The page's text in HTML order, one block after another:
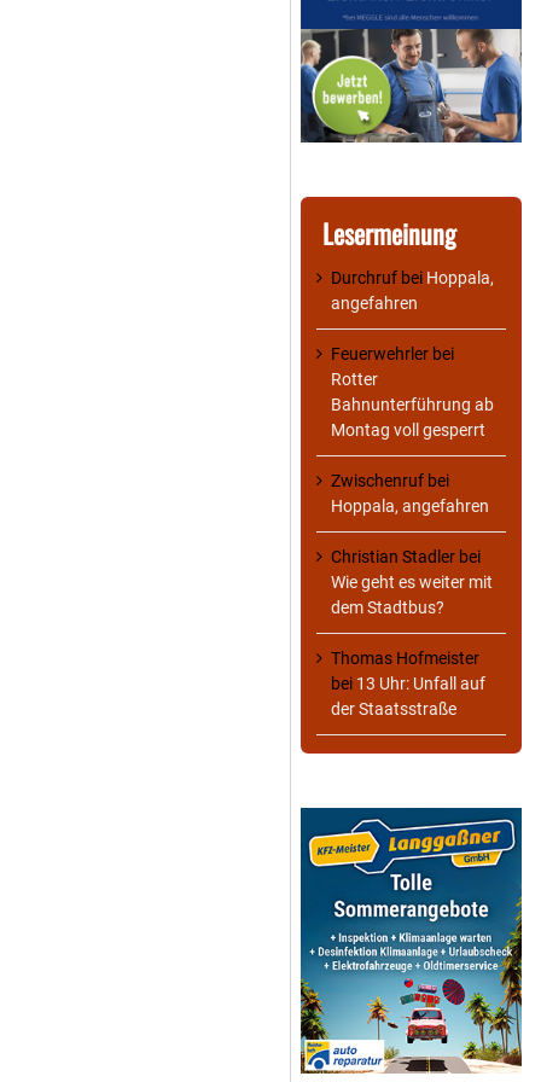
Lesermeinung
Durchruf bei Hoppala,
angefahren
Feuerwehrler bei
Rotter
Bahnunterführung ab
Montag voll gesperrt
Zwischenruf bei
Hoppala, angefahren
Christian Stadler bei
Wie geht es weiter mit
dem Stadtbus?
Thomas Hofmeister
bei 13 Uhr: Unfall auf
der Staatsstraße